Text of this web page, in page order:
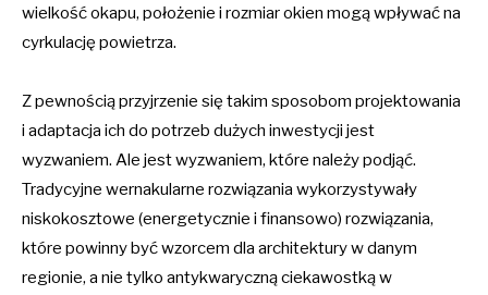
wielkość okapu, położenie i rozmiar okien mogą wpływać na
cyrkulację powietrza.
Z pewnością przyjrzenie się takim sposobom projektowania
i adaptacja ich do potrzeb dużych inwestycji jest
wyzwaniem. Ale jest wyzwaniem, które należy podjąć.
Tradycyjne wernakularne rozwiązania wykorzystywały
niskokosztowe (energetycznie i finansowo) rozwiązania,
które powinny być wzorcem dla architektury w danym
regionie, a nie tylko antykwaryczną ciekawostką w